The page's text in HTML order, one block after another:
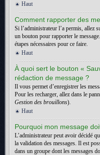
Haut
Comment rapporter des
Si l’administrateur l’a permis, allez
un bouton pour rapporter le
étapes nécessaires pour ce faire.
Haut
À quoi sert le bouton «
rédaction de message ?
Il vous permet d’enregistrer les
Pour les recharger, allez dans le
Gestion des brouillons).
Haut
Pourquoi mon message
L’administrateur peut avoir décidé
la validation des messages. Il est
dans un groupe dont les messages